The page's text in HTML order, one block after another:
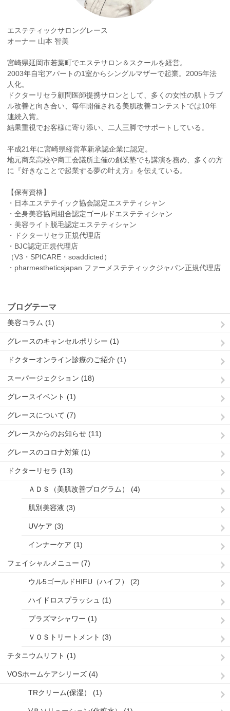
エステティックサロングレース
オーナー 山本 智美
宮崎県延岡市若葉町でエステサロン＆スクールを経営。
2003年自宅アパートの1室からシングルマザーで起業。2005年法
人化。
ドクターリセラ顧問医師提携サロンとして、多くの女性の肌トラブ
ル改善と向き合い、毎年開催される美肌改善コンテストでは10年
連続入賞。
結果重視でお客様に寄り添い、二人三脚でサポートしている。
平成21年に宮崎県経営革新承認企業に認定。
地元商業高校や商工会議所主催の創業塾でも講演を務め、多くの方
に『好きなことで起業する夢の叶え方』を伝えている。
【保有資格】
・日本エステテイック協会認定エステティシャン
・全身美容協同組合認定ゴールドエステティシャン
・美容ライト脱毛認定エステティシャン
・ドクターリセラ正規代理店
・BJC認定正規代理店
（V3・SPICARE・soaddicted）
・pharmestheticsjapan ファーメステティックジャパン正規代理店
ブログテーマ
美容コラム (1)
グレースのキャンセルポリシー (1)
ドクターオンライン診療のご紹介 (1)
スーパージェクション (18)
グレースイベント (1)
グレースについて (7)
グレースからのお知らせ (11)
グレースのコロナ対策 (1)
ドクターリセラ (13)
ＡＤＳ（美肌改善プログラム） (4)
肌別美容液 (3)
UVケア (3)
インナーケア (1)
フェイシャルメニュー (7)
ウル5ゴールドHIFU（ハイフ） (2)
ハイドロスプラッシュ (1)
プラズマシャワー (1)
ＶＯＳトリートメント (3)
チタニウムリフト (1)
VOSホームケアシリーズ (4)
TRクリーム(保湿） (1)